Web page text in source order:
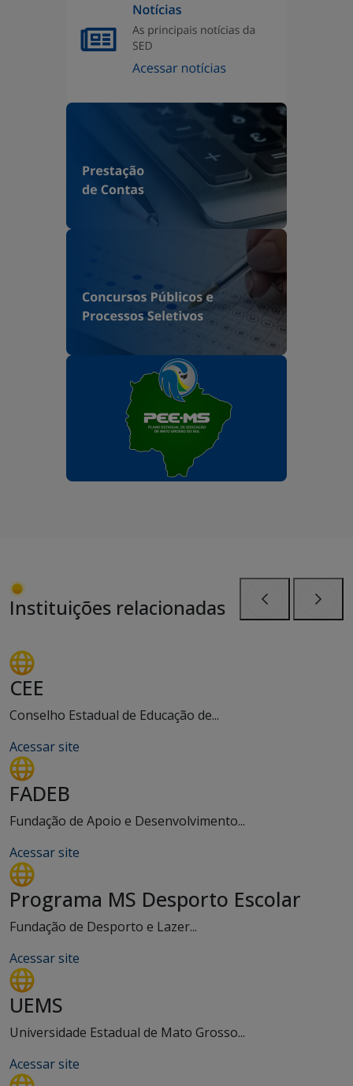
Instituições relacionadas
CEE
Conselho Estadual de Educação de...
Acessar site
FADEB
Fundação de Apoio e Desenvolvimento...
Acessar site
Programa MS Desporto Escolar
Fundação de Desporto e Lazer...
Acessar site
UEMS
Universidade Estadual de Mato Grosso...
Acessar site